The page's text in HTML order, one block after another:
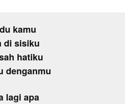
kamu
di sisiku
hatiku
denganmu
lagi apa